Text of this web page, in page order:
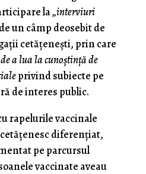
la„interviuri
un câmp deosebit de
cetăţeneşti, prin care
a lua la cunoştinţă de
privind subiecte pe
de interes public.
rapelurile vaccinale
diferenţiat,
pe parcursul
vaccinate aveau